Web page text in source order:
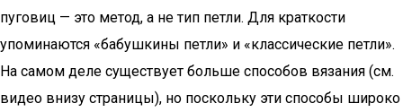
пуговиц — это метод, а не тип петли. Для краткости
упоминаются «бабушкины петли» и «классические петли».
На самом деле существует больше способов вязания (см.
видео внизу страницы), но поскольку эти способы широко